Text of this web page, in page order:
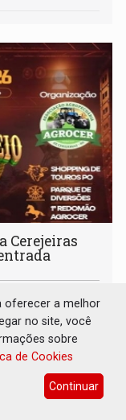
Cerejeiras
provas e
e shows
oferecer a melhor
no site, você
sobre
de Cookies
Continuar